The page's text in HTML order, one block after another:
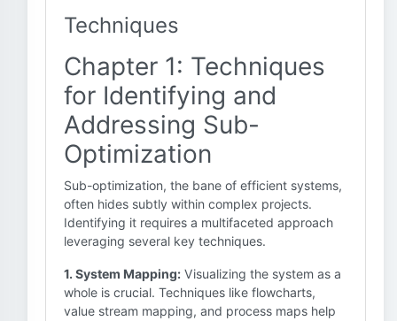
Techniques
Chapter 1: Techniques
for Identifying and
Addressing Sub-
Optimization
Sub-optimization, the bane of efficient systems,
often hides subtly within complex projects.
Identifying it requires a multifaceted approach
leveraging several key techniques.
1. System Mapping: Visualizing the system as a
whole is crucial. Techniques like flowcharts,
value stream mapping, and process maps help